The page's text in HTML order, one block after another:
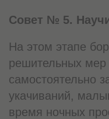
Совет № 5.
На этом этапе
решительных
самостоятельно
укачиваний,
время ночных